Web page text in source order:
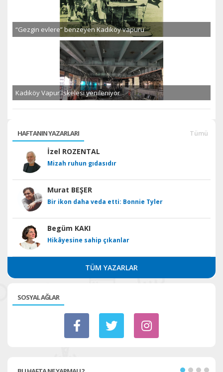
“Gezgin evlere” benzeyen Kadıköy vapuru
Kadıköy Vapur İskelesi yenileniyor
HAFTANIN YAZARLARI Tümü
İzel ROZENTAL
Mizah ruhun gıdasıdır
Murat BEŞER
Bir ikon daha veda etti: Bonnie Tyler
Begüm KAKI
Hikâyesine sahip çıkanlar
TÜM YAZARLAR
SOSYAL AĞLAR